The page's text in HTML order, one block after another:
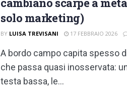
solo marketing)
BY LUISA TREVISANI 17 FEBBRAIO 2026
A bordo campo capita spesso
che passa quasi inosservata:
testa bassa, le...